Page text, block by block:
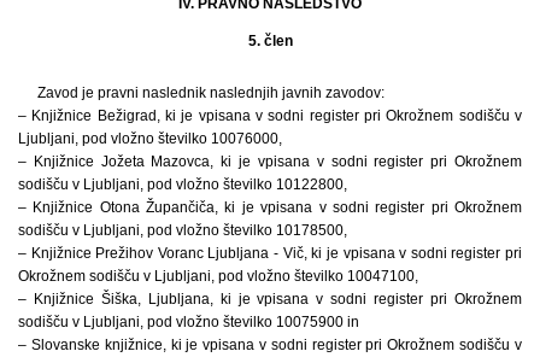
5. člen
Zavod je pravni naslednik naslednjih javnih zavodov:
– Knjižnice Bežigrad, ki je vpisana v sodni register pri Okrožnem sodišču v
Ljubljani, pod vložno številko 10076000,
– Knjižnice Jožeta Mazovca, ki je vpisana v sodni register pri Okrožnem
sodišču v Ljubljani, pod vložno številko 10122800,
– Knjižnice Otona Župančiča, ki je vpisana v sodni register pri Okrožnem
sodišču v Ljubljani, pod vložno številko 10178500,
– Knjižnice Prežihov Voranc Ljubljana - Vič, ki je vpisana v sodni register pri
Okrožnem sodišču v Ljubljani, pod vložno številko 10047100,
– Knjižnice Šiška, Ljubljana, ki je vpisana v sodni register pri Okrožnem
sodišču v Ljubljani, pod vložno številko 10075900 in
– Slovanske knjižnice, ki je vpisana v sodni register pri Okrožnem sodišču v